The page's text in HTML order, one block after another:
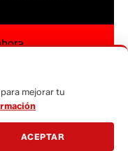
mejorar tu
ACEPTAR